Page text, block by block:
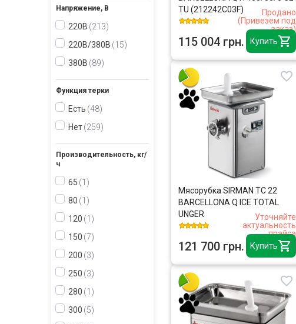
Напряжение, В
220В 213
220В/380В 15
380В 89
Функция терки
Есть 48
Нет 259
Производительность, кг/
ч
65 1
80 1
120 1
150 7
200 3
250 3
280 1
300 5
Купить
TU (212242C03F)
Продано
(Привезем под
заказ)
115 004 грн.
Купить
Мясорубка SIRMAN TC 22
BARCELLONA Q ICE TOTAL
UNGER
Уточняйте
актуальность
прайса
121 700 грн.